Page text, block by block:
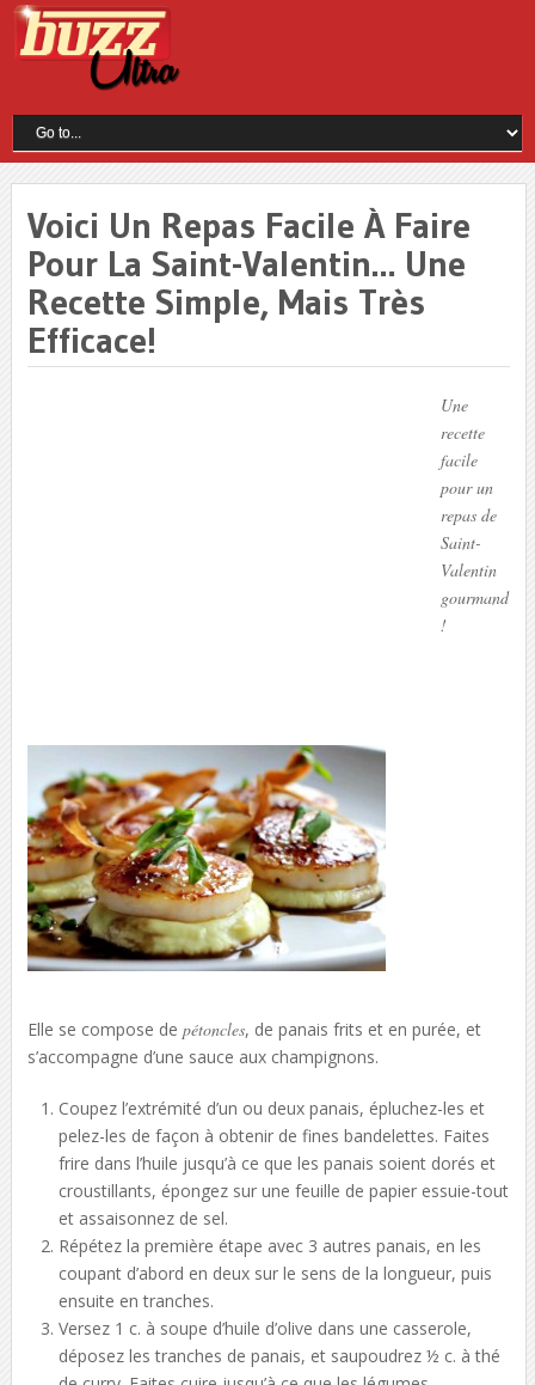
Voici Un Repas Facile À Faire
Pour La Saint-Valentin… Une
Recette Simple, Mais Très
Efficace!
Une
recette
facile
pour un
repas de
Saint-
Valentin
gourmand
!
Elle se compose de pétoncles, de panais frits et en purée, et
s’accompagne d’une sauce aux champignons.
Coupez l’extrémité d’un ou deux panais, épluchez-les et
pelez-les de façon à obtenir de fines bandelettes. Faites
frire dans l’huile jusqu’à ce que les panais soient dorés et
croustillants, épongez sur une feuille de papier essuie-tout
et assaisonnez de sel.
Répétez la première étape avec 3 autres panais, en les
coupant d’abord en deux sur le sens de la longueur, puis
ensuite en tranches.
Versez 1 c. à soupe d’huile d’olive dans une casserole,
déposez les tranches de panais, et saupoudrez ½ c. à thé